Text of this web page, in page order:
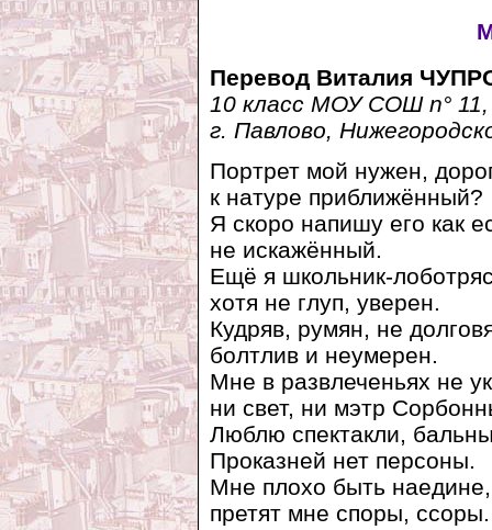
Перевод Виталия
10 класс МОУ СОШ n° 11,
г. Павлово,
Портрет мой нужен,
к натуре приближённый?
Я скоро напишу его как
не искажённый.
Ещё я школьник-
хотя не глуп, уверен.
Кудряв, румян, не
болтлив и неумерен.
Мне в развлеченьях не
ни свет, ни мэтр
Люблю спектакли,
Проказней нет персоны.
Мне плохо быть наедине,
претят мне споры, ссоры.